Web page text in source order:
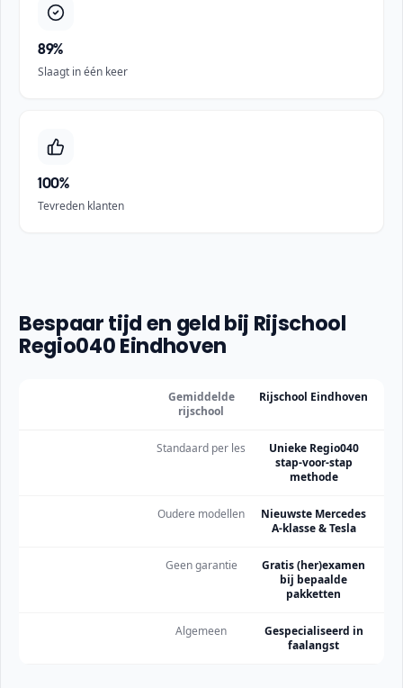
89%
Slaagt in één keer
100%
Tevreden klanten
Bespaar tijd en geld bij Rijschool
Regio040 Eindhoven
Gemiddelde
rijschool
Rijschool Eindhoven
Standaard per les
Unieke Regio040
stap-voor-stap
methode
Oudere modellen
Nieuwste Mercedes
A-klasse & Tesla
Geen garantie
Gratis (her)examen
bij bepaalde
pakketten
Algemeen
Gespecialiseerd in
faalangst